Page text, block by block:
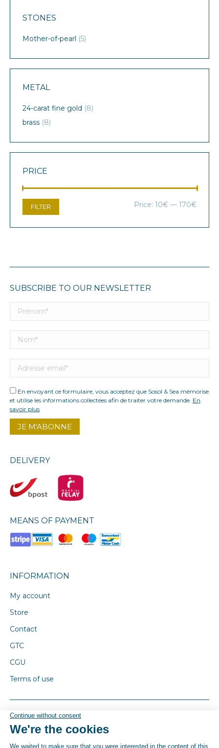
STONES
Mother-of-pearl (5)
METAL
24-carat fine gold (8)
brass (8)
PRICE
Min
Max
FILTER Price: 10€ — 170€
SUBSCRIBE TO OUR NEWSLETTER
En envoyant ce formulaire, vous acceptez que Sosol & Sea mémorise
et utilise les informations collectées afin de traiter votre demande. En
savoir plus
DELIVERY
MEANS OF PAYMENT
INFORMATION
My account
Store
Contact
GTC
CGU
Terms of use
© By Poush